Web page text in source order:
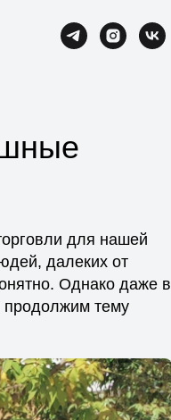
для нашей
далеких от
Однако даже в
продолжим тему